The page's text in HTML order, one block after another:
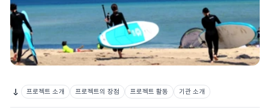
프로젝트 소개 프로젝트의 장점 프로젝트 활동 기관 소개